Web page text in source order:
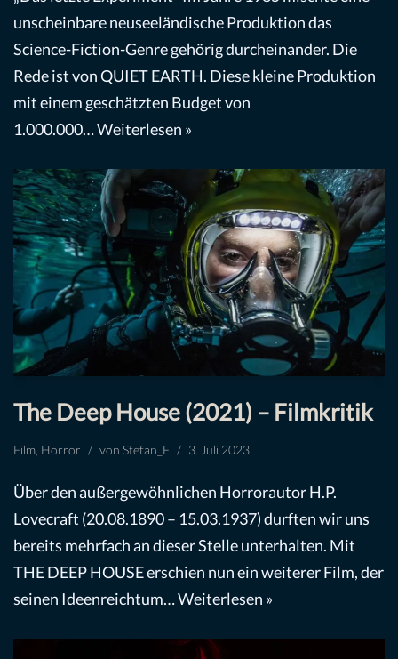
unscheinbare neuseeländische Produktion das
Science-Fiction-Genre gehörig durcheinander. Die
Rede ist von QUIET EARTH. Diese kleine Produktion
mit einem geschätzten Budget von
1.000.000…Weiterlesen »
The Deep House (2021) – Filmkritik
Film Horror von Stefan_F 3. Juli 2023
Über den außergewöhnlichen Horrorautor H.P.
Lovecraft (20.08.1890 – 15.03.1937) durften wir uns
bereits mehrfach an dieser Stelle unterhalten. Mit
THE DEEP HOUSE erschien nun ein weiterer Film, der
seinen Ideenreichtum…Weiterlesen »